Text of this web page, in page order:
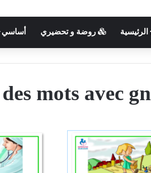
الرئيسية روضة و تحضيري أساسي
mots avec gn